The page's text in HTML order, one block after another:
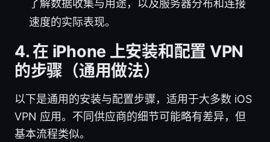
了解数据收集与用途，以及服务器分布和连接
速度的实际表现。
4. 在 iPhone 上安装和配置 VPN
的步骤（通用做法）
以下是通用的安装与配置步骤，适用于大多数 iOS
VPN 应用。不同供应商的细节可能略有差异，但
基本流程类似。